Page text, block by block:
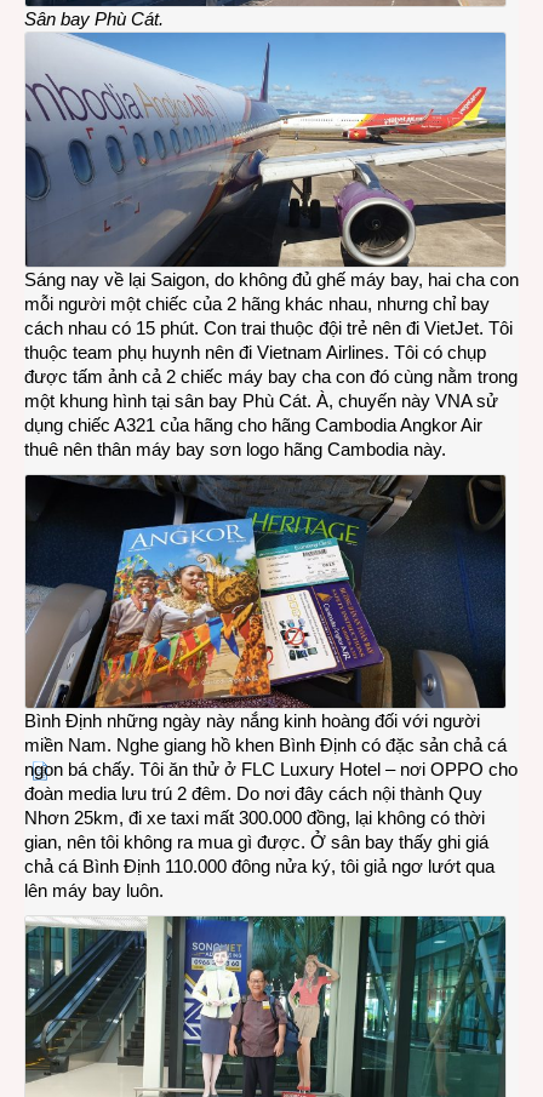
Sân bay Phù Cát.
Sáng nay về lại Saigon, do không đủ ghế máy bay, hai cha con
mỗi người một chiếc của 2 hãng khác nhau, nhưng chỉ bay
cách nhau có 15 phút. Con trai thuộc đội trẻ nên đi VietJet. Tôi
thuộc team phụ huynh nên đi Vietnam Airlines. Tôi có chụp
được tấm ảnh cả 2 chiếc máy bay cha con đó cùng nằm trong
một khung hình tại sân bay Phù Cát. À, chuyến này VNA sử
dụng chiếc A321 của hãng cho hãng Cambodia Angkor Air
thuê nên thân máy bay sơn logo hãng Cambodia này.
Bình Định những ngày này nắng kinh hoàng đối với người
miền Nam. Nghe giang hồ khen Bình Định có đặc sản chả cá
ngon bá chấy. Tôi ăn thử ở FLC Luxury Hotel – nơi OPPO cho
đoàn media lưu trú 2 đêm. Do nơi đây cách nội thành Quy
Nhơn 25km, đi xe taxi mất 300.000 đồng, lại không có thời
gian, nên tôi không ra mua gì được. Ở sân bay thấy ghi giá
chả cá Bình Định 110.000 đông nửa ký, tôi giả ngơ lướt qua
lên máy bay luôn.